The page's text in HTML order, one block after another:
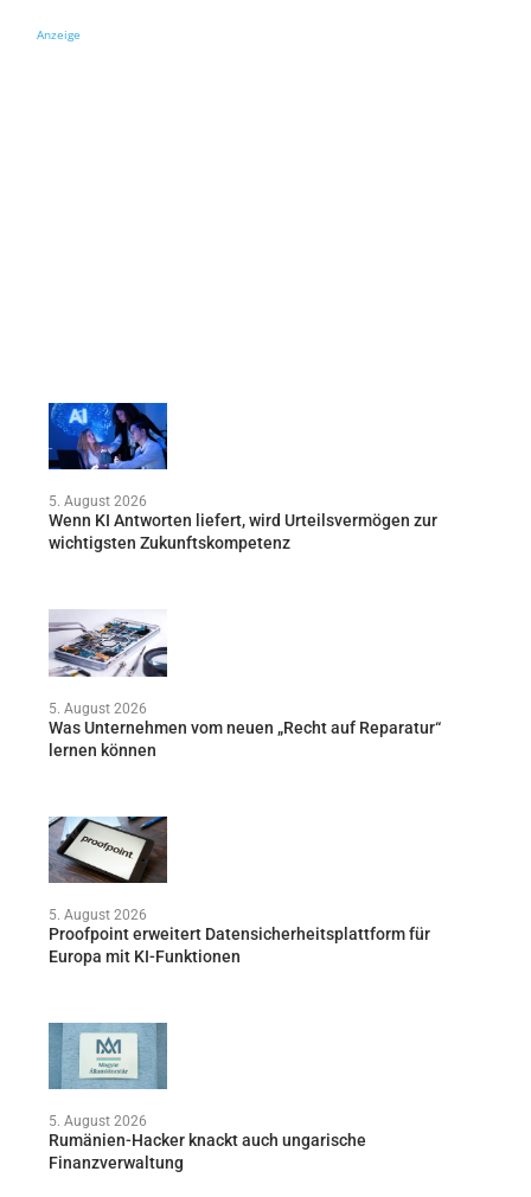
Anzeige
5. August 2026
Wenn KI Antworten liefert, wird Urteilsvermögen zur
wichtigsten Zukunftskompetenz
5. August 2026
Was Unternehmen vom neuen „Recht auf Reparatur“
lernen können
5. August 2026
Proofpoint erweitert Datensicherheitsplattform für
Europa mit KI-Funktionen
5. August 2026
Rumänien-Hacker knackt auch ungarische
Finanzverwaltung